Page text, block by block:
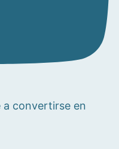
a convertirse en